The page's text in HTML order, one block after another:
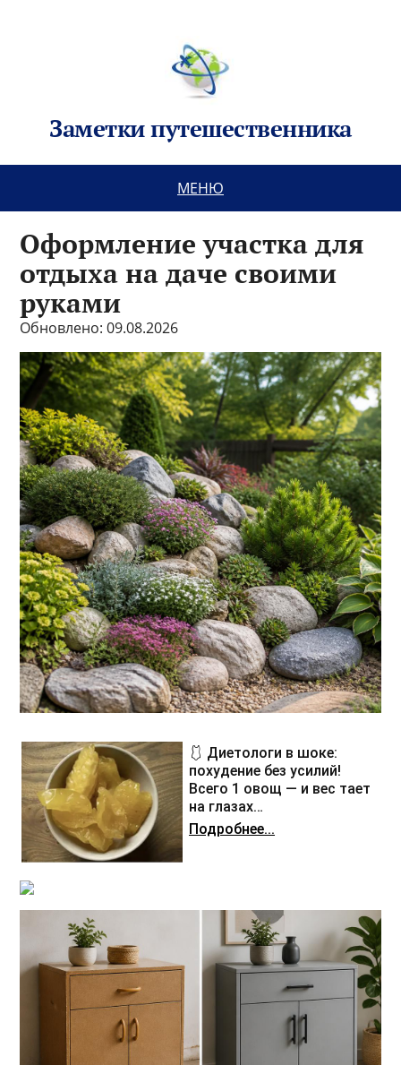
Заметки путешественника
МЕНЮ
Оформление участка для
отдыха на даче своими
руками
Обновлено: 09.08.2026
🩱 Диетологи в шоке:
похудение без усилий!
Всего 1 овощ — и вес тает
на глазах…
Подробнее...